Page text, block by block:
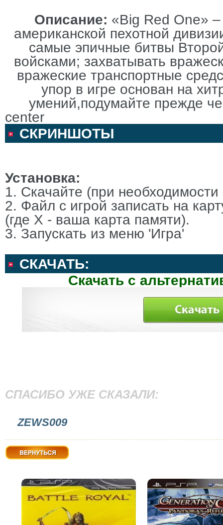
Описание: «Big Red One»
американской пехотной
самые эпичные битвы
войсками; захватывать
вражеские транспортные
упор в игре основан на
умений,подумайте прежде
center
СКРИНШОТЫ
Установка:
1. Скачайте (при необходимости
2. Файл с игрой записать на
(где Х - ваша карта памяти).
3. Запускать из меню 'Игра'
СКАЧАТЬ:
Скачать с
СПАСИБО УЖЕ СКАЗАЛИ:
ZEWS009